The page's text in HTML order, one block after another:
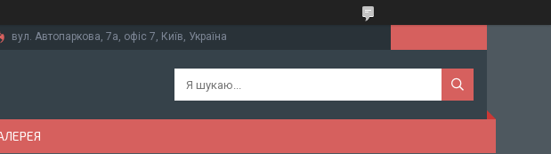
вул. Автопаркова, 7а, офіс 7, Київ, Україна